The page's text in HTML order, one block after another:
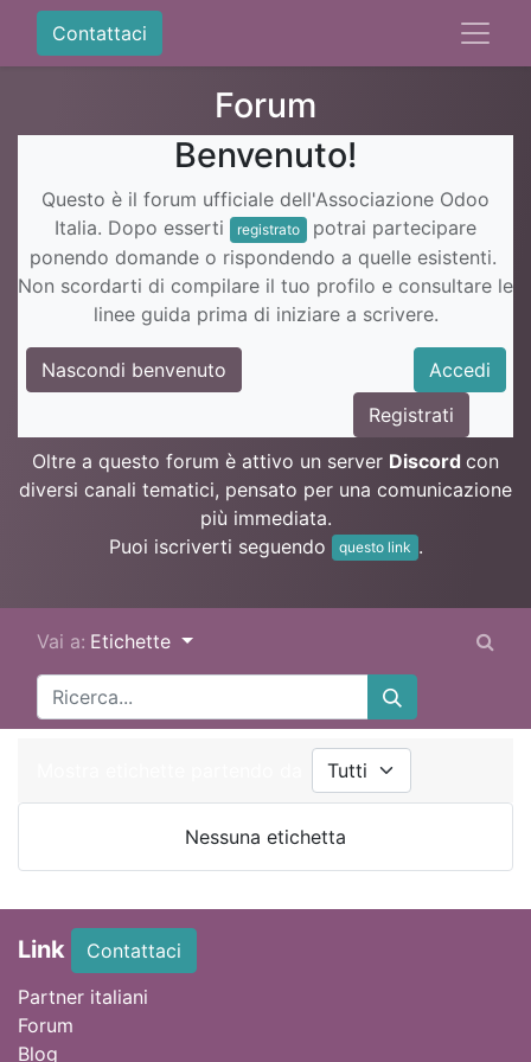
Contattaci
Forum
Benvenuto!
Questo è il forum ufficiale dell'Associazione Odoo
Italia. Dopo esserti
registrato
potrai partecipare
ponendo domande o rispondendo a quelle esistenti.
Non scordarti di compilare il tuo profilo e consultare le
linee guida prima di iniziare a scrivere.
Nascondi benvenuto
Accedi
Registrati
Oltre a questo forum è attivo un server Discord con
diversi canali tematici, pensato per una comunicazione
più immediata.
Puoi iscriverti seguendo
questo link .
Vai a: Etichette
Nessuna etichetta
Link
Contattaci
Partner italiani
Forum
Blog